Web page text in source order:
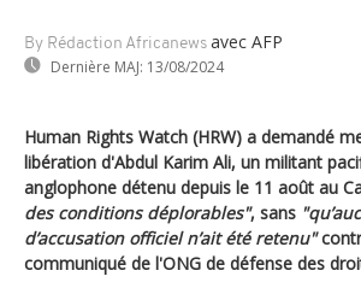
By Rédaction Africanews avec AFP
Dernière MAJ: 13/08/2024
Human Rights Watch (HRW) a demandé
libération d'Abdul Karim Ali, un militant
anglophone détenu depuis le 11 août au
des conditions déplorables", sans
d’accusation officiel n’ait été retenu"
communiqué de l'ONG de défense des